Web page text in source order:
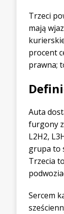
Trzeci
mają
procent
prawna;
Auta
furgony
L2H2,
grupa to
Trzecia
Sercem